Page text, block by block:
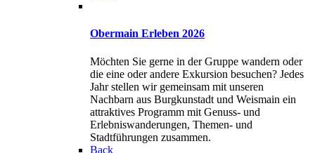
Obermain Erleben 2026
Möchten Sie gerne in der Gruppe wandern oder
die eine oder andere Exkursion besuchen? Jedes
Jahr stellen wir gemeinsam mit unseren
Nachbarn aus Burgkunstadt und Weismain ein
attraktives Programm mit Genuss- und
Erlebniswanderungen, Themen- und
Stadtführungen zusammen.
Back